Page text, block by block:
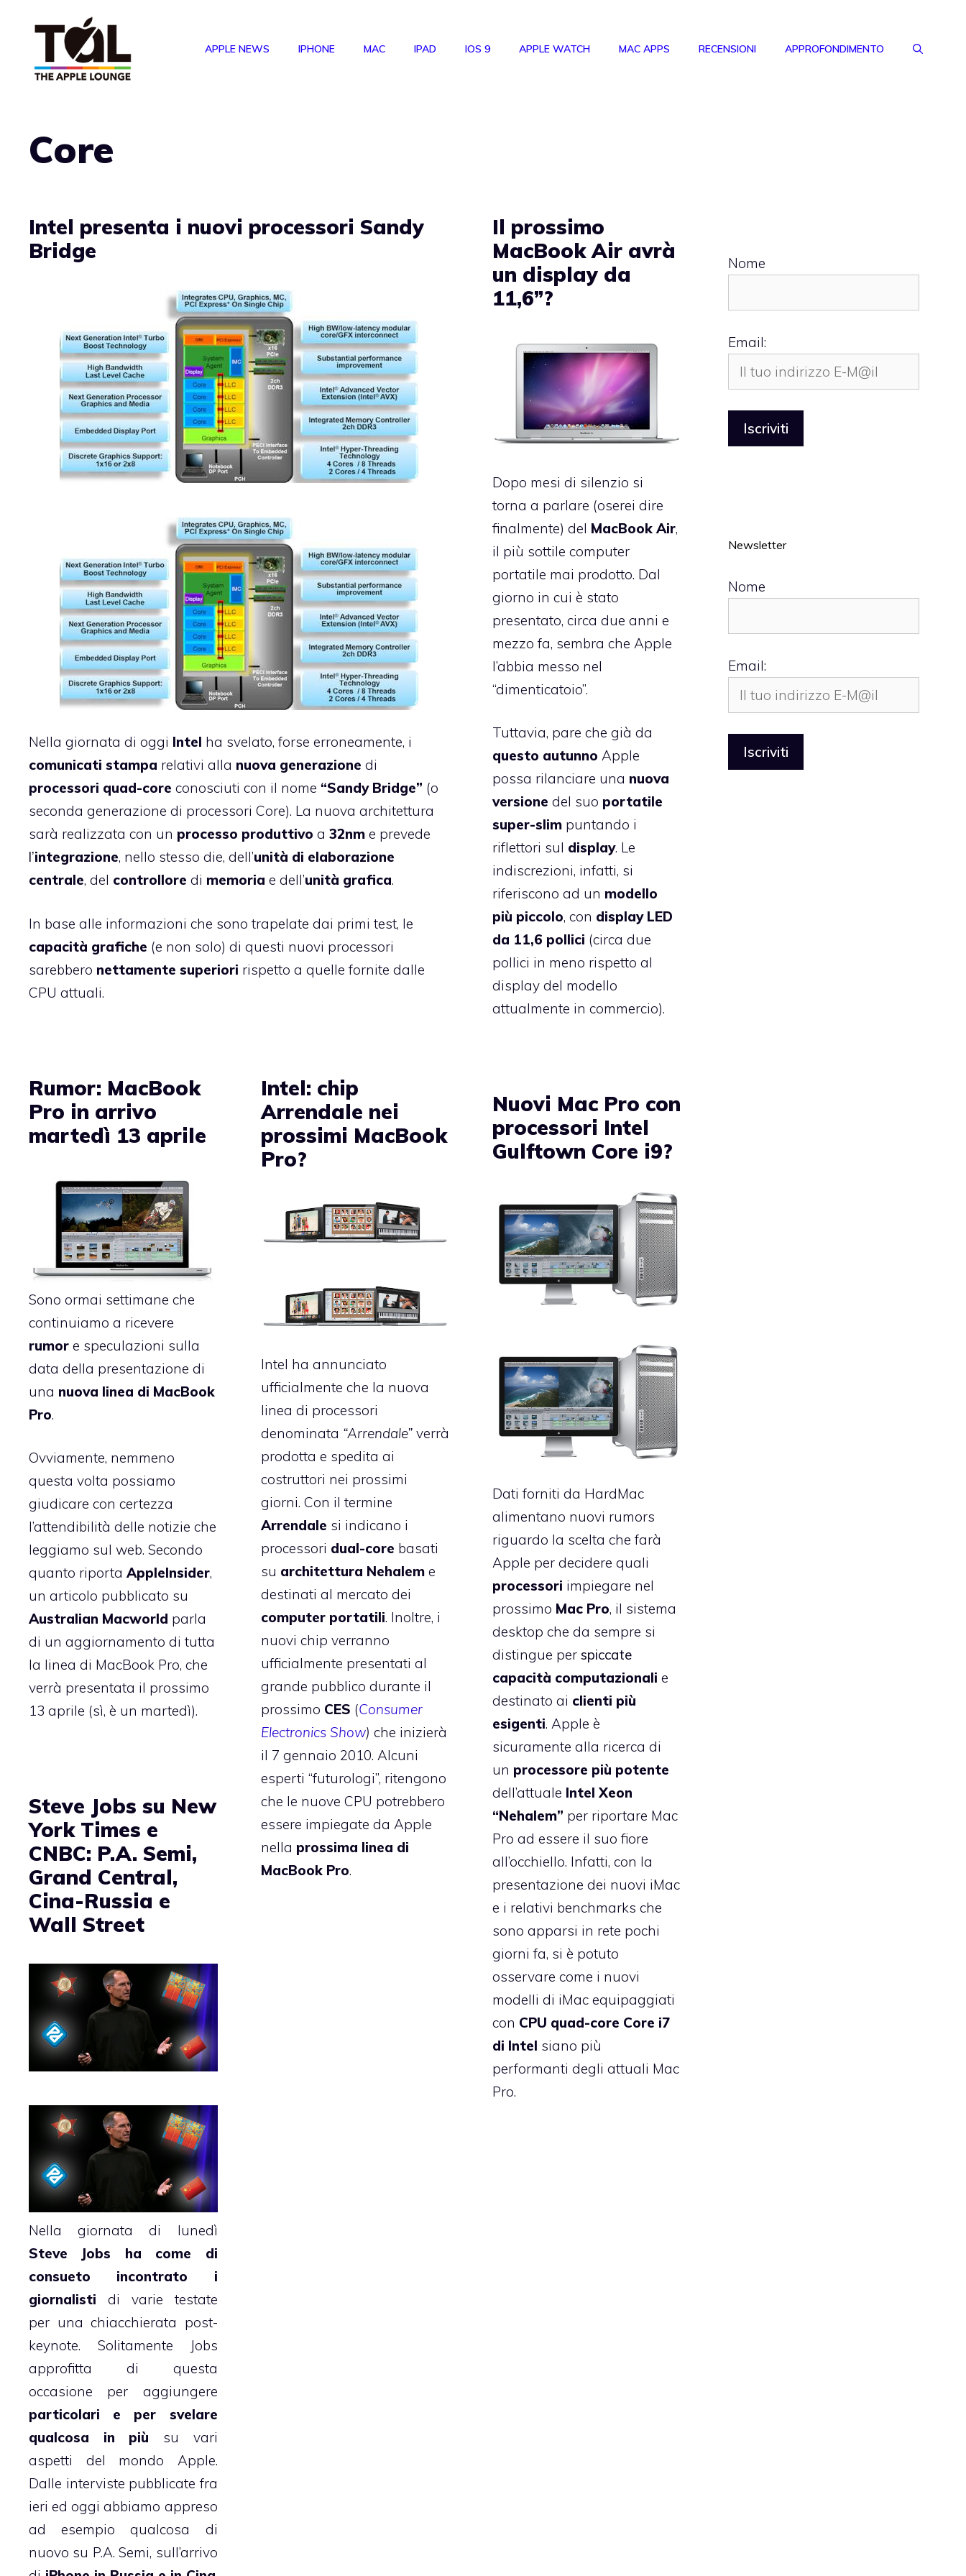
APPLE NEWS IPHONE MAC IPAD IOS 9 APPLE WATCH MAC APPS RECENSIONI APPROFONDIMENTO
Core
Intel presenta i nuovi processori Sandy
Bridge
Nella giornata di oggi Intel ha svelato, forse erroneamente, i
comunicati stampa relativi alla nuova generazione di
processori quad-core conosciuti con il nome “Sandy Bridge” (o
seconda generazione di processori Core). La nuova architettura
sarà realizzata con un processo produttivo a 32nm e prevede
l’integrazione, nello stesso die, dell’unità di elaborazione
centrale, del controllore di memoria e dell’unità grafica.
In base alle informazioni che sono trapelate dai primi test, le
capacità grafiche (e non solo) di questi nuovi processori
sarebbero nettamente superiori rispetto a quelle fornite dalle
CPU attuali.
Il prossimo
MacBook Air avrà
un display da
11,6”?
Dopo mesi di silenzio si
torna a parlare (oserei dire
finalmente) del MacBook Air,
il più sottile computer
portatile mai prodotto. Dal
giorno in cui è stato
presentato, circa due anni e
mezzo fa, sembra che Apple
l’abbia messo nel
“dimenticatoio”.
Tuttavia, pare che già da
questo autunno Apple
possa rilanciare una nuova
versione del suo portatile
super-slim puntando i
riflettori sul display. Le
indiscrezioni, infatti, si
riferiscono ad un modello
più piccolo, con display LED
da 11,6 pollici (circa due
pollici in meno rispetto al
display del modello
attualmente in commercio).
Rumor: MacBook
Pro in arrivo
martedì 13 aprile
Sono ormai settimane che
continuiamo a ricevere
rumor e speculazioni sulla
data della presentazione di
una nuova linea di MacBook
Pro.
Ovviamente, nemmeno
questa volta possiamo
giudicare con certezza
l’attendibilità delle notizie che
leggiamo sul web. Secondo
quanto riporta AppleInsider,
un articolo pubblicato su
Australian Macworld parla
di un aggiornamento di tutta
la linea di MacBook Pro, che
verrà presentata il prossimo
13 aprile (sì, è un martedì).
Intel: chip
Arrendale nei
prossimi MacBook
Pro?
Intel ha annunciato
ufficialmente che la nuova
linea di processori
denominata “Arrendale”verrà
prodotta e spedita ai
costruttori nei prossimi
giorni. Con il termine
Arrendale si indicano i
processori dual-core basati
su architettura Nehaleme
destinati al mercato dei
computer portatili. Inoltre, i
nuovi chip verranno
ufficialmente presentati al
grande pubblico durante il
prossimo CES (Consumer
Electronics Show) che inizierà
il 7 gennaio 2010. Alcuni
esperti “futurologi”, ritengono
che le nuove CPU potrebbero
essere impiegate da Apple
nella prossima linea di
MacBook Pro.
Nuovi Mac Pro con
processori Intel
Gulftown Core i9?
Dati forniti da HardMac
alimentano nuovi rumors
riguardo la scelta che farà
Apple per decidere quali
processori impiegare nel
prossimo Mac Pro, il sistema
desktop che da sempre si
distingue perspiccate
capacità computazionali e
destinato ai clienti più
esigenti. Apple è
sicuramente alla ricerca di
un processore più potente
dell’attuale Intel Xeon
“Nehalem” per riportare Mac
Pro ad essere il suo fiore
all’occhiello. Infatti, con la
presentazione dei nuovi iMac
e i relativi benchmarks che
sono apparsi in rete pochi
giorni fa, si è potuto
osservare come i nuovi
modelli di iMac equipaggiati
con CPU quad-core Core i7
di Intel siano più
performanti degli attuali Mac
Pro.
Steve Jobs su New
York Times e
CNBC: P.A. Semi,
Grand Central,
Cina-Russia e
Wall Street
Nella giornata di lunedì
Steve Jobs ha come di
consueto incontrato i
giornalisti di varie testate
per una chiacchierata post-
keynote. Solitamente Jobs
approfitta di questa
occasione per aggiungere
particolari e per svelare
qualcosa in più su vari
aspetti del mondo Apple.
Dalle interviste pubblicate fra
ieri ed oggi abbiamo appreso
ad esempio qualcosa di
nuovo su P.A. Semi, sull’arrivo
Nome
Email:
Newsletter
Nome
Email: